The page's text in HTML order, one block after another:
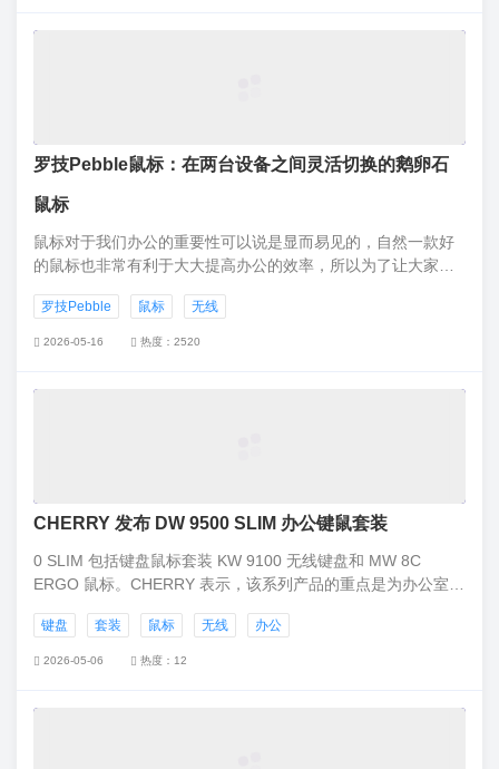
罗技Pebble鼠标：在两台设备之间灵活切换的鹅卵石
鼠标
鼠标对于我们办公的重要性可以说是显而易见的，自然一款好
的鼠标也非常有利于大大提高办公的效率，所以为了让大家好
的鼠标。
罗技Pebble 鼠标 无线
2026-05-16 热度：2520
CHERRY 发布 DW 9500 SLIM 办公键鼠套装
0 SLIM 包括键盘鼠标套装 KW 9100 无线键盘和 MW 8C
ERGO 鼠标。CHERRY 表示，该系列产品的重点是为办公室和
供无与伦比的价值和质量。
键盘 套装 鼠标 无线 办公
2026-05-06 热度：12